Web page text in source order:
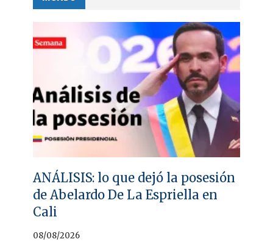
ANÁLISIS: lo que dejó la posesión
de Abelardo De La Espriella en
Cali
08/08/2026